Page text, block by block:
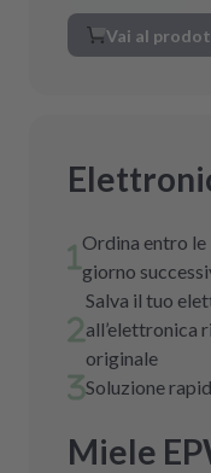
Vai al
Ordina entro
giorno
Salva il tuo
all’elettronica
originale
Soluzione
Miele